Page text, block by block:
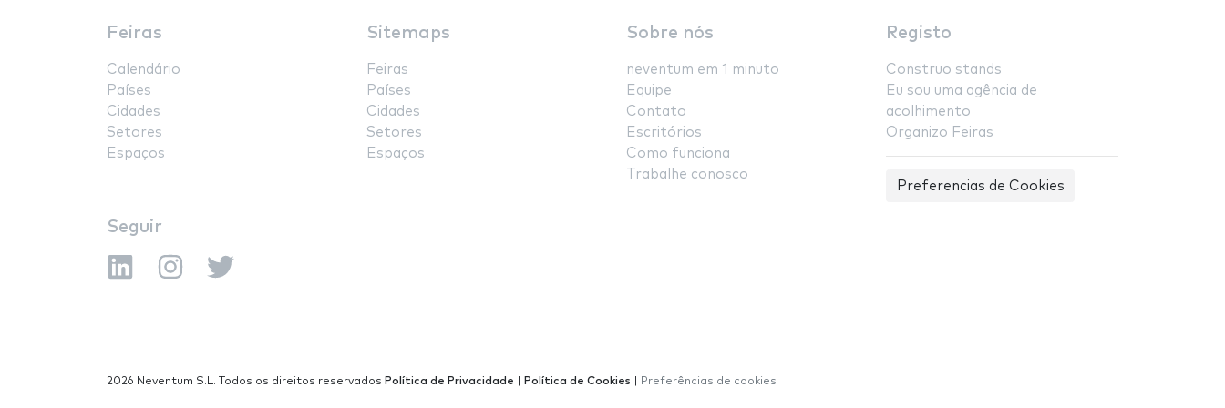
Feiras
Calendário
Países
Cidades
Setores
Espaços
Sitemaps
Feiras
Países
Cidades
Setores
Espaços
Sobre nós
neventum em 1 minuto
Equipe
Contato
Escritórios
Como funciona
Trabalhe conosco
Registo
Construo stands
Eu sou uma agência de
acolhimento
Organizo Feiras
Preferencias de Cookies
Seguir
2026 Neventum S.L. Todos os direitos reservados Política de Privacidade Política de Cookies Preferências de cookies